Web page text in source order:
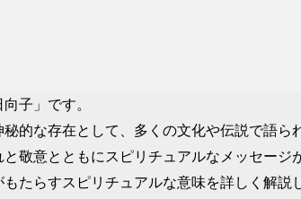
子」です。
的な存在として、多くの文化や伝説で語ら
敬意とともにスピリチュアルなメッセージ
たらすスピリチュアルな意味を詳しく解説